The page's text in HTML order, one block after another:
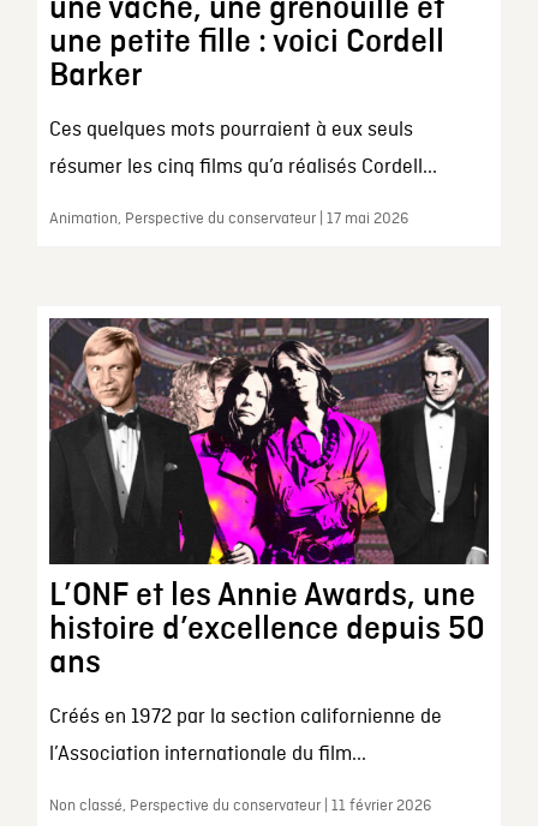
une vache, une grenouille et
une petite fille : voici Cordell
Barker
Ces quelques mots pourraient à eux seuls
résumer les cinq films qu’a réalisés Cordell...
Animation, Perspective du conservateur | 17 mai 2026
L’ONF et les Annie Awards, une
histoire d’excellence depuis 50
ans
Créés en 1972 par la section californienne de
l’Association internationale du film...
Non classé, Perspective du conservateur | 11 février 2026